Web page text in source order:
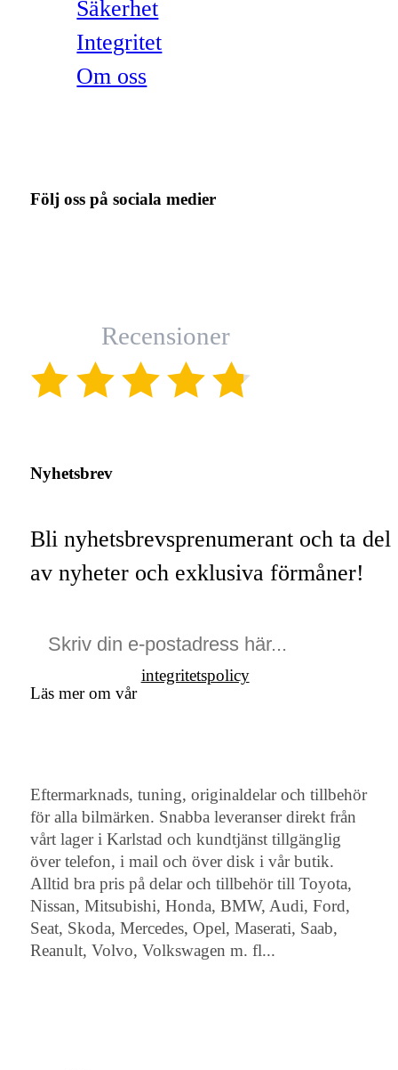
Säkerhet
Integritet
Om oss
Följ oss på sociala medier
Recensioner
Nyhetsbrev
Bli nyhetsbrevsprenumerant och ta del
av nyheter och exklusiva förmåner!
Läs mer om vår
integritetspolicy
Eftermarknads, tuning, originaldelar och tillbehör
för alla bilmärken. Snabba leveranser direkt från
vårt lager i Karlstad och kundtjänst tillgänglig
över telefon, i mail och över disk i vår butik.
Alltid bra pris på delar och tillbehör till Toyota,
Nissan, Mitsubishi, Honda, BMW, Audi, Ford,
Seat, Skoda, Mercedes, Opel, Maserati, Saab,
Reanult, Volvo, Volkswagen m. fl...